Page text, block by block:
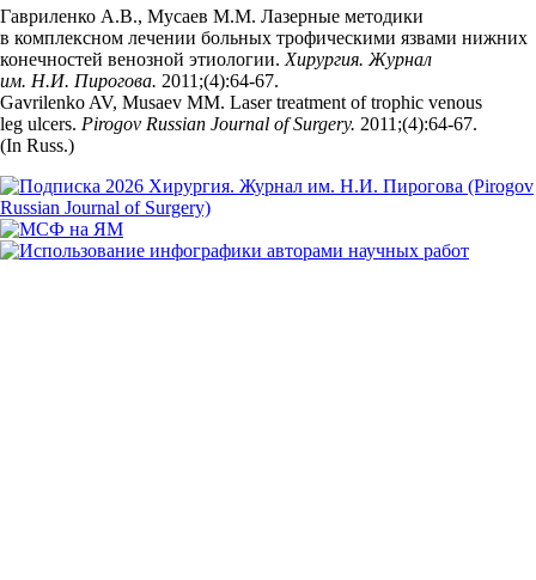
Гавриленко А.В., Мусаев М.М. Лазерные методики
в комплексном лечении больных трофическими язвами нижних
конечностей венозной этиологии. Хирургия. Журнал
им. Н.И. Пирогова. 2011;(4):64‑67.
Gavrilenko AV, Musaev MM. Laser treatment of trophic venous
leg ulcers. Pirogov Russian Journal of Surgery. 2011;(4):64‑67.
(In Russ.)